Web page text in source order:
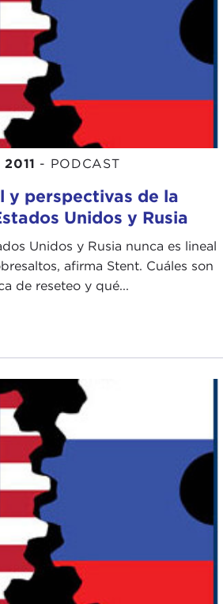
- PODCAST
y perspectivas de la
Unidos y Rusia
Unidos y Rusia nunca es lineal
afirma Stent. Cuáles son
de reseteo y qué...